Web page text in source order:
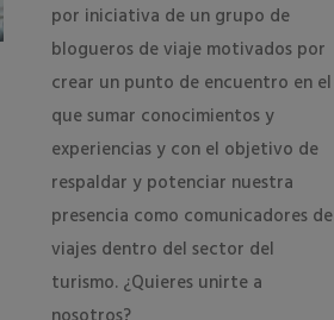
por iniciativa de un grupo de
blogueros de viaje motivados por
crear un punto de encuentro en el
que sumar conocimientos y
experiencias y con el objetivo de
respaldar y potenciar nuestra
presencia como comunicadores de
viajes dentro del sector del
turismo. ¿Quieres unirte a